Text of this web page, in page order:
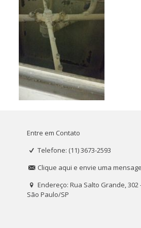
Entre em Contato
Telefone: (11) 3673-2593
Clique aqui e envie uma
Endereço: Rua Salto Grande, 302
São Paulo/SP